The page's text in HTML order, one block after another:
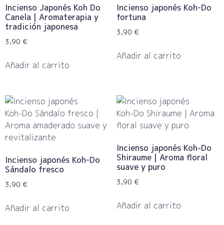
Incienso Japonés Koh Do
Canela | Aromaterapia y
tradición japonesa
3,90 €
Añadir al carrito
Incienso japonés Koh-Do
fortuna
3,90 €
Añadir al carrito
Incienso japonés Koh-Do
Sándalo fresco
3,90 €
Añadir al carrito
Incienso japonés Koh‑Do
Shiraume | Aroma floral
suave y puro
3,90 €
Añadir al carrito